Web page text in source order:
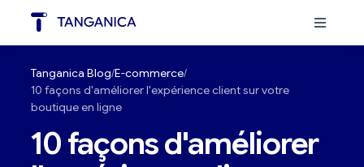
Tanganica Blog E-commerce
10 façons d'améliorer l'expérience client sur votre
boutique en ligne
10 façons d'améliorer